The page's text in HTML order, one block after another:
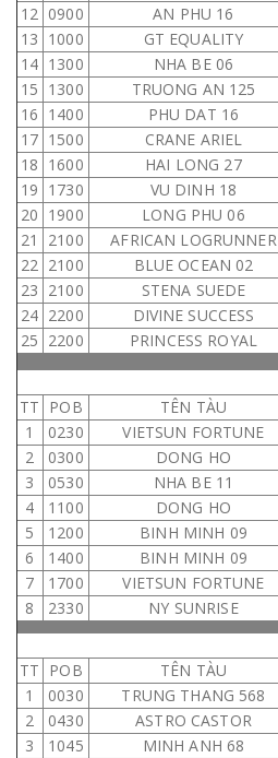
12 0900 AN PHU 16
13 1000 GT EQUALITY
14 1300 NHA BE 06
15 1300 TRUONG AN 125
16 1400 PHU DAT 16
17 1500 CRANE ARIEL
18 1600 HAI LONG 27
19 1730 VU DINH 18
20 1900 LONG PHU 06
21
2100 AFRICAN LOGRUNNER
22 2100 BLUE OCEAN 02
23 2100 STENA SUEDE
24 2200 DIVINE SUCCESS
25 2200 PRINCESS ROYAL
TT POB TÊN TÀU
1
0230 VIETSUN FORTUNE
2
0300 DONG HO
3
0530 NHA BE 11
4
1100 DONG HO
5
1200 BINH MINH 09
6
1400 BINH MINH 09
7
1700 VIETSUN FORTUNE
8
2330 NY SUNRISE
TT POB TÊN TÀU
1
0030 TRUNG THANG 568
2
0430 ASTRO CASTOR
3
1045 MINH ANH 68